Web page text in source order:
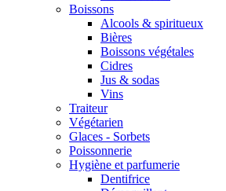
Boissons
Alcools & spiritueux
Bières
Boissons végétales
Cidres
Jus & sodas
Vins
Traiteur
Végétarien
Glaces - Sorbets
Poissonnerie
Hygiène et parfumerie
Dentifrice